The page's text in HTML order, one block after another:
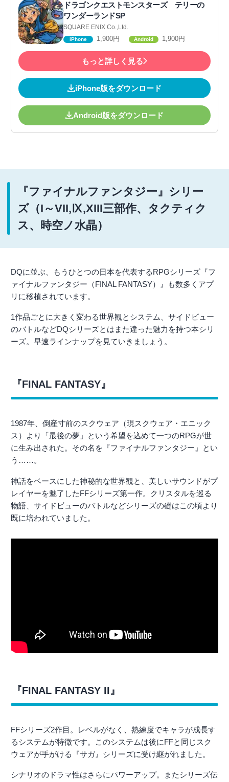
ドラゴンクエストモンスターズ テリーの
ワンダーランドSP
SQUARE ENIX Co.,Ltd.
iPhone 1,900円 Android 1,900円
もっと詳しく見る
iPhone版をダウンロード
Android版をダウンロード
『ファイナルファンタジー』シリー
ズ（I～VII,Ⅸ,XIII三部作、タクティク
ス、時空ノ水晶）
DQに並ぶ、もうひとつの日本を代表するRPGシリーズ『フ
ァイナルファンタジー（FINAL FANTASY）』も数多くアプ
リに移植されています。
1作品ごとに大きく変わる世界観とシステム、サイドビュー
のバトルなどDQシリーズとはまた違った魅力を持つ本シリ
ーズ。早速ラインナップを見ていきましょう。
『FINAL FANTASY』
1987年、倒産寸前のスクウェア（現スクウェア・エニック
ス）より「最後の夢」という希望を込めて一つのRPGが世
に生み出された。その名を『ファイナルファンタジー』とい
う……。
神話をベースにした神秘的な世界観と、美しいサウンドがプ
レイヤーを魅了したFFシリーズ第一作。クリスタルを巡る
物語、サイドビューのバトルなどシリーズの礎はこの頃より
既に培われていました。
『FINAL FANTASY II』
FFシリーズ2作目。レベルがなく、熟練度でキャラが成長す
るシステムが特徴です。このシステムは後にFFと同じスク
ウェアが手がける『サガ』シリーズに受け継がれました。
シナリオのドラマ性はさらにパワーアップ。またシリーズ伝